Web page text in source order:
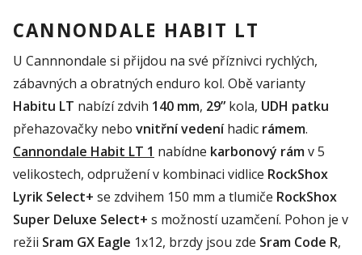
CANNONDALE HABIT LT
U Cannnondale si přijdou na své příznivci rychlých,
zábavných a obratných enduro kol. Obě varianty
Habitu LT nabízí zdvih 140 mm, 29” kola, UDH patku
přehazovačky nebo vnitřní vedeníhadic rámem.
Cannondale Habit LT 1 nabídne karbonový rámv 5
velikostech, odpružení v kombinaci vidlice RockShox
Lyrik Select+ se zdvihem 150 mm a tlumiče RockShox
Super Deluxe Select+ s možností uzamčení. Pohon je v
režii Sram GX Eagle 1x12, brzdy jsou zde Sram Code R,